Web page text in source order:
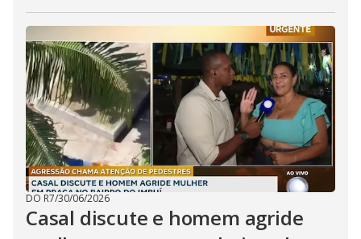
DO R7/30/06/2026
Casal discute e homem agride